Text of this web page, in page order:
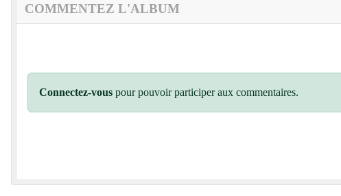
COMMENTEZ L'ALBUM
Connectez-vous pour pouvoir participer aux commentaires.